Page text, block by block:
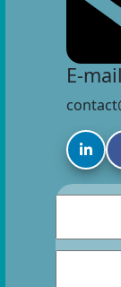
E-mail